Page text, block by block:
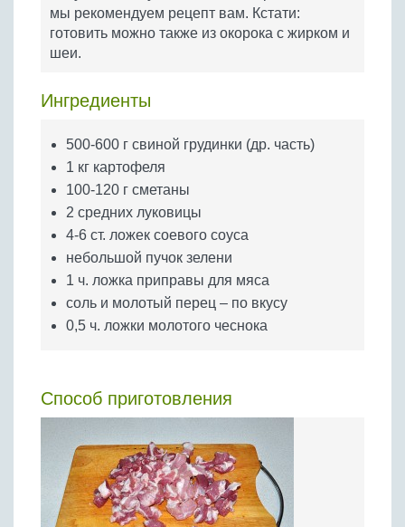
Бобовые
Яйца
мы рекомендуем рецепт вам. Кстати:
готовить можно также из окорока с жирком и
шеи.
Ингредиенты
500-600 г свиной грудинки (др. часть)
1 кг картофеля
100-120 г сметаны
2 средних луковицы
4-6 ст. ложек соевого соуса
небольшой пучок зелени
1 ч. ложка приправы для мяса
соль и молотый перец – по вкусу
0,5 ч. ложки молотого чеснока
Способ приготовления